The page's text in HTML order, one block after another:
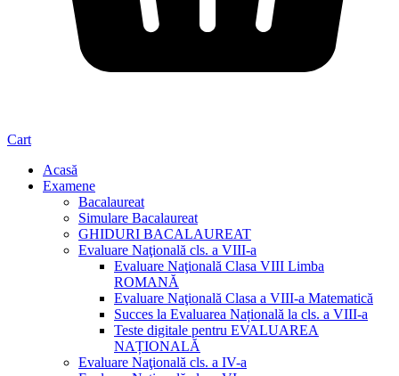
Cart
Acasă
Examene
Bacalaureat
Simulare Bacalaureat
GHIDURI BACALAUREAT
Evaluare Naţională cls. a VIII-a
Evaluare Naţională Clasa VIII Limba
ROMANĂ
Evaluare Naţională Clasa a VIII-a Matematică
Succes la Evaluarea Națională la cls. a VIII-a
Teste digitale pentru EVALUAREA
NAȚIONALĂ
Evaluare Naţională cls. a IV-a